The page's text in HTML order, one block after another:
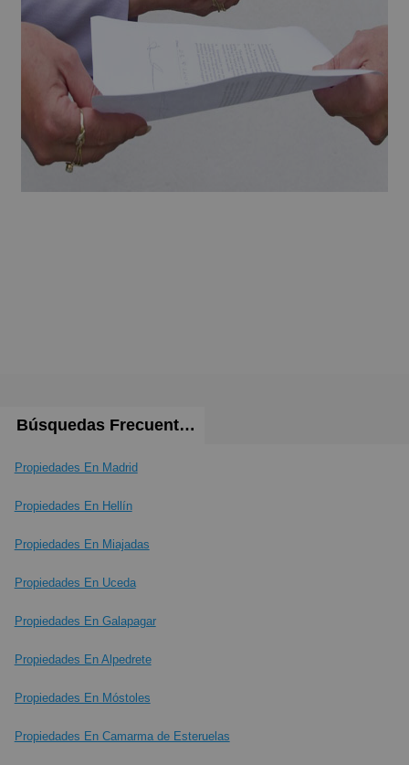
Búsquedas Frecuentes
Propiedades En Madrid
Propiedades En Hellín
Propiedades En Miajadas
Propiedades En Uceda
Propiedades En Galapagar
Propiedades En Alpedrete
Propiedades En Móstoles
Propiedades En Camarma de Esteruelas